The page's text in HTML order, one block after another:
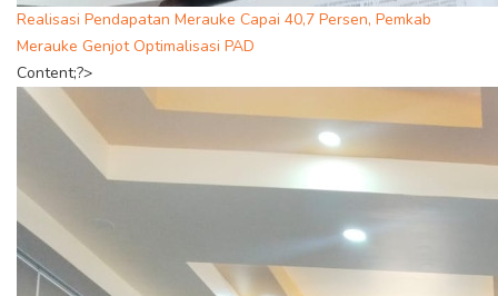
Realisasi Pendapatan Merauke Capai 40,7 Persen, Pemkab
Merauke Genjot Optimalisasi PAD
Content;?>